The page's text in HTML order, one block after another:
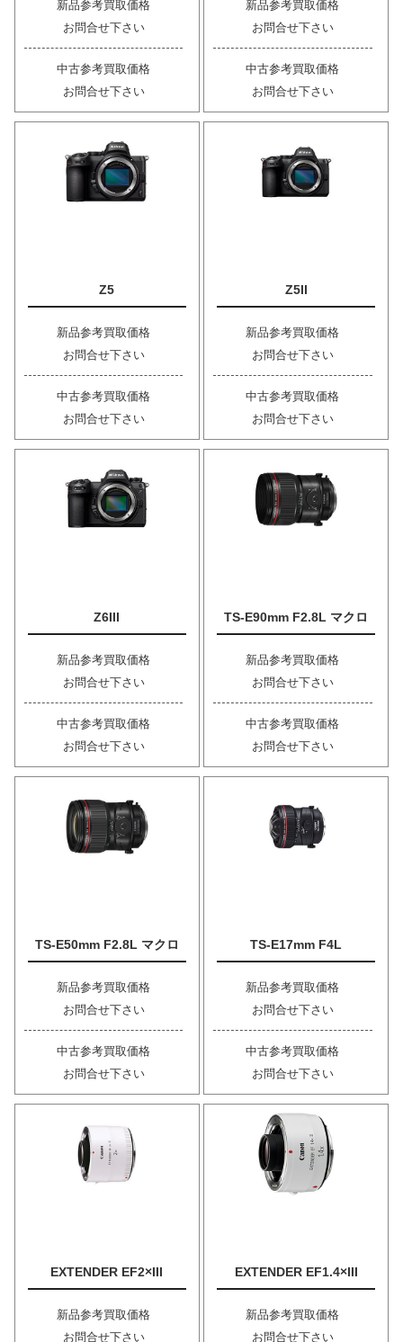
新品参考買取価格
お問合せ下さい
中古参考買取価格
お問合せ下さい
新品参考買取価格
お問合せ下さい
中古参考買取価格
お問合せ下さい
Z5
新品参考買取価格
お問合せ下さい
中古参考買取価格
お問合せ下さい
Z5II
新品参考買取価格
お問合せ下さい
中古参考買取価格
お問合せ下さい
Z6III
新品参考買取価格
お問合せ下さい
中古参考買取価格
お問合せ下さい
TS-E90mm F2.8L マクロ
新品参考買取価格
お問合せ下さい
中古参考買取価格
お問合せ下さい
TS-E50mm F2.8L マクロ
新品参考買取価格
お問合せ下さい
中古参考買取価格
お問合せ下さい
TS-E17mm F4L
新品参考買取価格
お問合せ下さい
中古参考買取価格
お問合せ下さい
EXTENDER EF2×III
新品参考買取価格
お問合せ下さい
EXTENDER EF1.4×III
新品参考買取価格
お問合せ下さい